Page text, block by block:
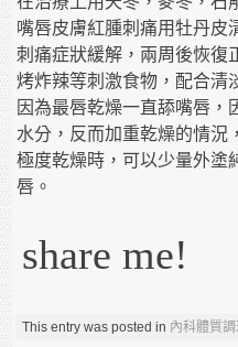
嘴唇皮膚紅腫刺痛用牡丹皮
刺痛症狀緩解，兩周後恢復
烤炸辣等刺激食物，配合清
因為最唇乾燥一直舔嘴唇，
水分，反而加重乾燥的情況
極度乾燥時，可以少量外塗
唇。
share me!
This entry was posted in 內科體質調